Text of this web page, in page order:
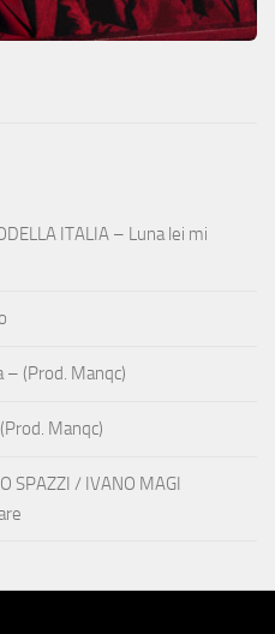
ITALIA – Luna lei mi
– (Prod. Manqc)
Manqc)
SPAZZI / IVANO MAGI